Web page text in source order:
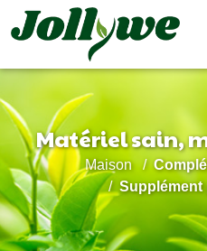
Soulagement
constipation
Supplément
perte de
Comprimés/Pilules
Matériel sain,
Maison
Supplément